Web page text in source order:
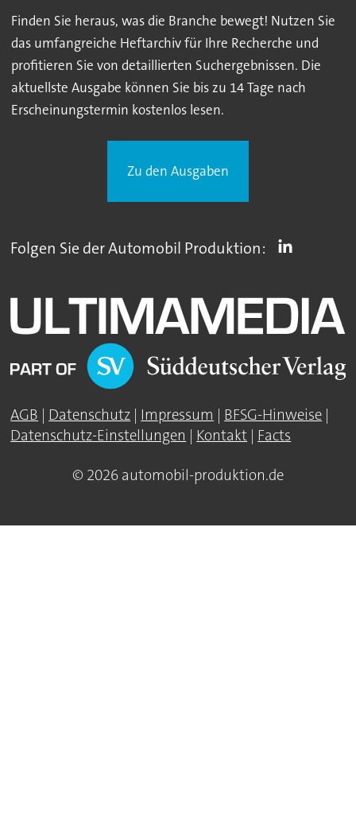
Finden Sie heraus, was die Branche bewegt! Nutzen Sie
das umfangreiche Heftarchiv für Ihre Recherche und
profitieren Sie von detaillierten Suchergebnissen. Die
aktuellste Ausgabe können Sie bis zu 14 Tage nach
Erscheinungstermin kostenlos lesen.
Zu den Ausgaben
Folgen Sie der Automobil Produktion:
AGB | Datenschutz | Impressum | BFSG-Hinweise |
Datenschutz-Einstellungen | Kontakt | Facts
© 2026 automobil-produktion.de